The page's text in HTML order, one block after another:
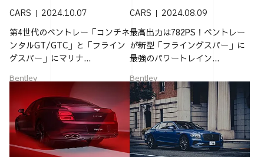
CARS 2024.10.07
第4世代のベントレー「コンチネ
ンタルGT/GTC」と「フライン
グスパー」にマリナ...
Bentley
CARS 2024.08.09
最高出力は782PS！ベントレー
が新型「フライングスパー」に
最強のパワートレイン...
Bentley